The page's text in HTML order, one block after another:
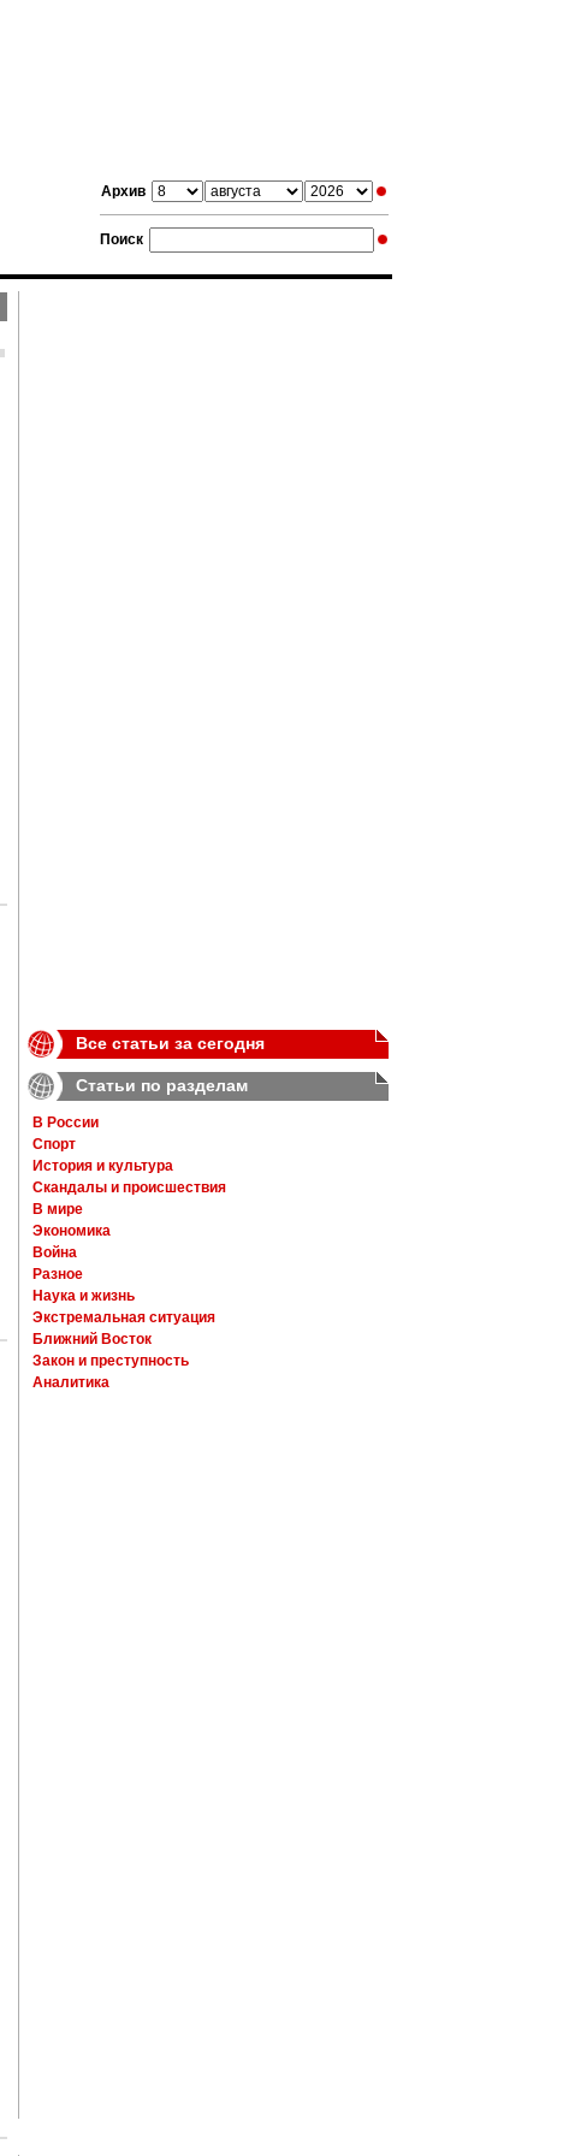
Архив
Поиск
Все статьи за сегодня
Статьи по разделам
В России
Спорт
История и культура
Скандалы и происшествия
В мире
Экономика
Война
Разное
Наука и жизнь
Экстремальная ситуация
Ближний Восток
Закон и преступность
Аналитика